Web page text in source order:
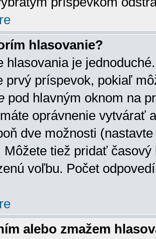
hlasovanie?
hlasovania je
prvý príspevok, pokiaľ
pod hlavným oknom na
oprávnenie vytvárať
dve možnosti
Môžete tiež pridať
voľbu. Počet
alebo zmažem